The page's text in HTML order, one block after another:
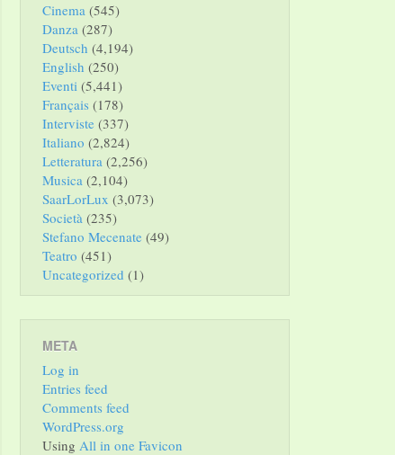
Cinema (545)
Danza (287)
Deutsch (4,194)
English (250)
Eventi (5,441)
Français (178)
Interviste (337)
Italiano (2,824)
Letteratura (2,256)
Musica (2,104)
SaarLorLux (3,073)
Società (235)
Stefano Mecenate (49)
Teatro (451)
Uncategorized (1)
META
Log in
Entries feed
Comments feed
WordPress.org
Using All in one Favicon